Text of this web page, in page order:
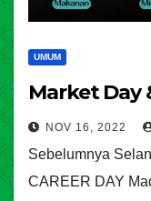
UMUM
Market Day
NOV 16, 2022
Sebelumnya
CAREER DAY